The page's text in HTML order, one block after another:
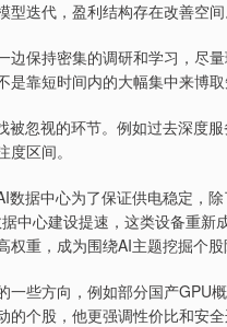
迭代，盈利结构存在改善空间
保持密集的调研和学习，尽
靠短时间内的大幅集中来博取
忽视的环节。例如过去深度
区间。
据中心为了保证供电稳定，除
中心建设提速，这类设备重新
重，成为围绕AI主题挖掘个股
些方向，例如部分国产GPU
个股，他更强调性价比和安